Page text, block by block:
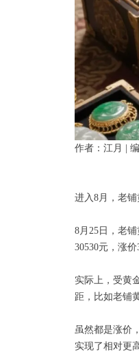
作者：江月 |
进入8月，老铺
8月25日，老
30530元，涨价
实际上，受黄
距，比如老铺
虽然都是涨价
实现了相对更